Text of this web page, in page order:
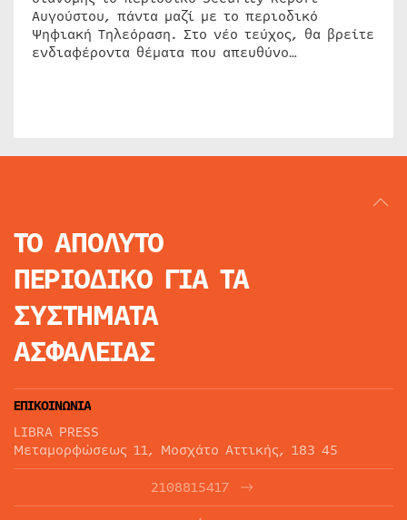
Αυγούστου, πάντα μαζί με το περιοδικό
Ψηφιακή Τηλεόραση. Στο νέο τεύχος, θα βρείτε
ενδιαφέροντα θέματα που απευθύνο…
ΤΟ ΑΠΟΛΥΤΟ
ΠΕΡΙΟΔΙΚΟ ΓΙΑ ΤΑ
ΣΥΣΤΗΜΑΤΑ
ΑΣΦΑΛΕΙΑΣ
ΕΠΙΚΟΙΝΩΝΙΑ
LIBRA PRESS
Μεταμορφώσεως 11, Μοσχάτο Αττικής, 183 45
2108815417